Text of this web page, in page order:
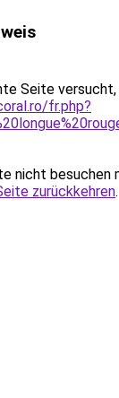
Seite versucht,
fr.php?
nicht besuchen
zurückkehren.